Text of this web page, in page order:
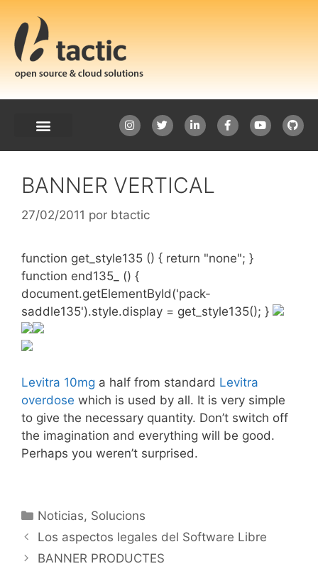
BANNER VERTICAL
27/02/2011 por btactic
function get_style135 () { return "none"; }
function end135_ () {
document.getElementById('pack-
saddle135').style.display = get_style135(); }
Levitra 10mg a half from standard Levitra
overdose which is used by all. It is very simple
to give the necessary quantity. Don’t switch off
the imagination and everything will be good.
Perhaps you weren’t surprised.
Noticias, Solucions
Los aspectos legales del Software Libre
BANNER PRODUCTES